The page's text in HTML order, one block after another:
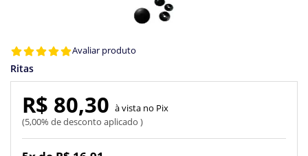
Avaliar produto
Ritas
R$ 80,30
5,00% de desconto aplicado
Pix